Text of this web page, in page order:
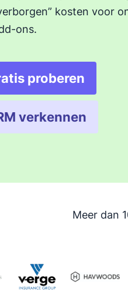
kosten voor
ons.
proberen
Opent in
verkennen
Opent in
Meer dan